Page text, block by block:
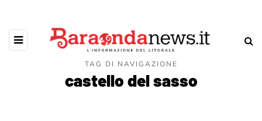
TAG DI NAVIGAZIONE
castello del sasso